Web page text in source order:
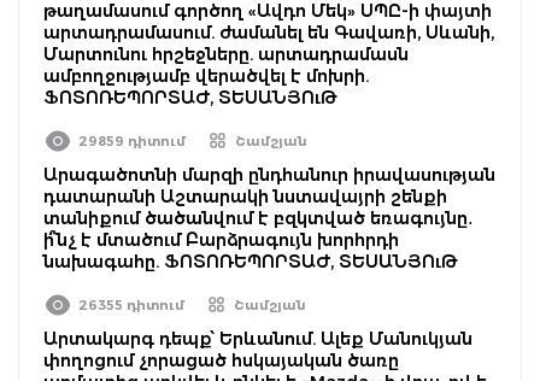
թաղամասում գործող «Ավդո Մեկ» ՍՊԸ-ի փայտի
արտադրամասում. ժամանել են Գավառի, Սևանի,
Մարտունու հրշեջները. արտադրամասն
ամբողջությամբ վերածվել է մոխրի.
ՖՈՏՈՌԵՊՈՐՏԱԺ, ՏԵՍԱՆՅՈւԹ
29859 դիտում Շամշյան
Արագածոտնի մարզի ընդհանուր իրավասության
դատարանի Աշտարակի նստավայրի շենքի
տանիքում ծածանվում է բզկտված եռագույնը․
ի՞նչ է մտածում Բարձրագույն խորհրդի
նախագահը. ՖՈՏՈՌԵՊՈՐՏԱԺ, ՏԵՍԱՆՅՈւԹ
26355 դիտում Շամշյան
Արտակարգ դեպք՝ Երևանում. Ալեք Մանուկյան
փողոցում չորացած հսկայական ծառը